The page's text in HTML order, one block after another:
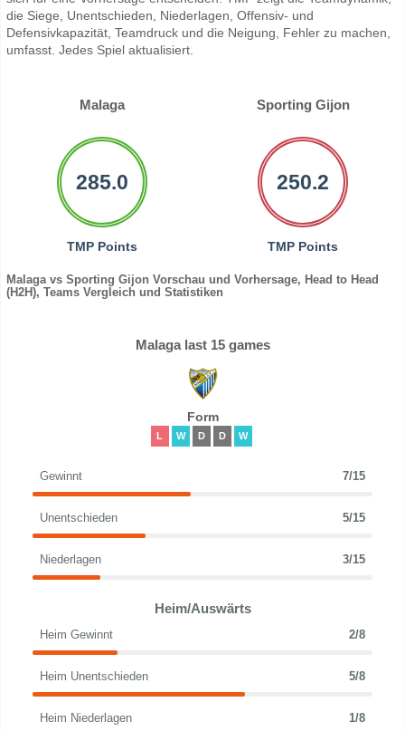
die Siege, Unentschieden, Niederlagen, Offensiv- und
Defensivkapazität, Teamdruck und die Neigung, Fehler zu machen,
umfasst. Jedes Spiel aktualisiert.
Malaga Sporting Gijon
285.0
TMP Points
250.2
TMP Points
Malaga vs Sporting Gijon Vorschau und Vorhersage, Head to Head
(H2H), Teams Vergleich und Statistiken
Malaga last 15 games
Form
L W D D W
Gewinnt 7/15
Unentschieden 5/15
Niederlagen 3/15
Heim/Auswärts
Heim Gewinnt 2/8
Heim Unentschieden 5/8
Heim Niederlagen 1/8